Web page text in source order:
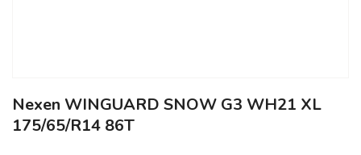
Nexen WINGUARD SNOW G3 WH21 XL
175/65/R14 86T